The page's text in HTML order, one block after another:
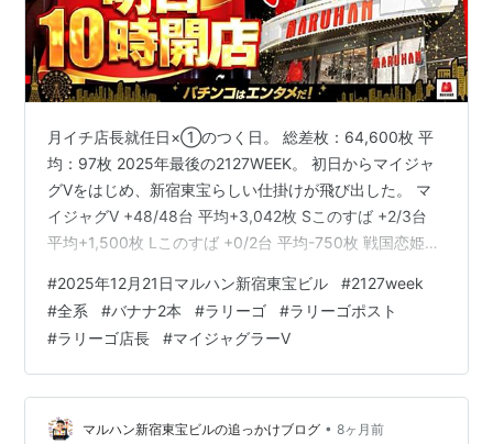
月イチ店長就任日×①のつく日。 総差枚：64,600枚 平
均：97枚 2025年最後の2127WEEK。 初日からマイジャ
グVをはじめ、新宿東宝らしい仕掛けが飛び出した。 マ
イジャグV +48/48台 平均+3,042枚 Sこのすば +2/3台
平均+1,500枚 Lこのすば +0/2台 平均-750枚 戦国恋姫
+3,240枚 銭形5 +3/7台 平均+2,086枚 新鬼武者2
+1,800枚 前日のポストはこちら。 こんばんは♪新宿東宝
ビルラリーゴです🦍#賞品入荷令和7年クライマックスま
で突っ走るウィーク🏃‍♂️悲報、娘が書い…
#2025年12月21日マルハン新宿東宝ビル #2127week
#全系 #バナナ2本 #ラリーゴ #ラリーゴポスト
#ラリーゴ店長 #マイジャグラーV
マルハン新宿東宝ビルの追っかけブログ • 8ヶ月前